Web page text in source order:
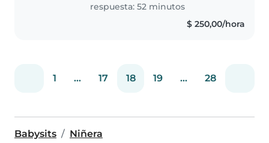
respuesta: 52 minutos
$ 250,00/hora
1 ... 17 18 19 ... 28
Babysits Niñera